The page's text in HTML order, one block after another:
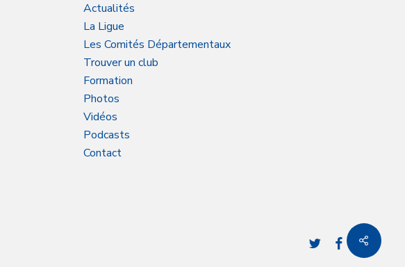
Actualités
La Ligue
Les Comités Départementaux
Trouver un club
Formation
Photos
Vidéos
Podcasts
Contact
twitter facebook